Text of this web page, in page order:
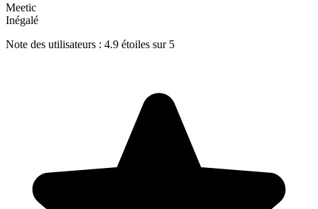
Meetic
Inégalé
Note des utilisateurs : 4.9 étoiles sur 5